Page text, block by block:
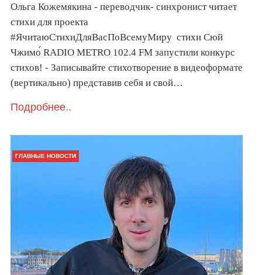
Ольга Кожемякина - переводчик- синхронист читает
стихи для проекта
#ЯчитаюСтихиДляВасПоВсемуМиру стихи Сюй
Чжимо́ RADIO METRO 102.4 FM запустили конкурс
стихов! - Записывайте стихотворение в видеоформате
(вертикально) представив себя и свой…
Подробнее..
ГЛАВНЫЕ НОВОСТИ